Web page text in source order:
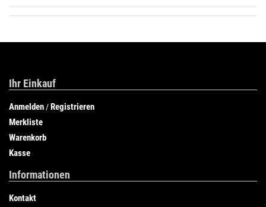
Ihr Einkauf
Anmelden /Registrieren
Merkliste
Warenkorb
Kasse
Informationen
Kontakt